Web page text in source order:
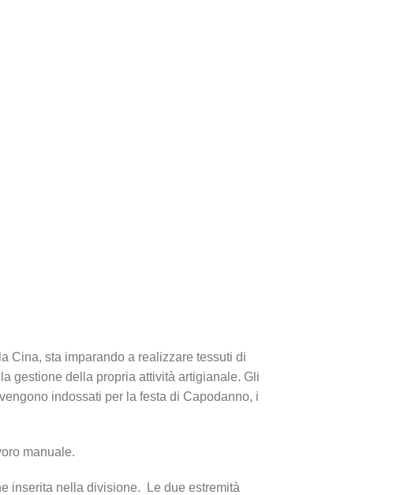
Cina, sta imparando a realizzare tessuti di
gestione della propria attività artigianale. Gli
indossati per la festa di Capodanno, i
manuale.
inserita nella divisione. Le due estremità